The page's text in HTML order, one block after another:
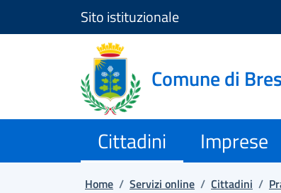
Salta e vai al contenuto
Salta e vai al footer
Sito istituzionale
Comune di
Cittadini Imprese
Home / Servizi online / Cittadini /